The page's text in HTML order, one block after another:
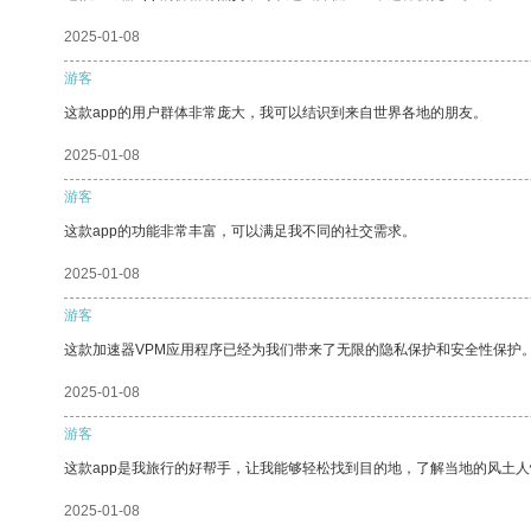
2025-01-08
游客
这款app的用户群体非常庞大，我可以结识到来自世界各地的朋友。
2025-01-08
游客
这款app的功能非常丰富，可以满足我不同的社交需求。
2025-01-08
游客
这款加速器VPM应用程序已经为我们带来了无限的隐私保护和安全性保护
2025-01-08
游客
这款app是我旅行的好帮手，让我能够轻松找到目的地，了解当地的风土
2025-01-08